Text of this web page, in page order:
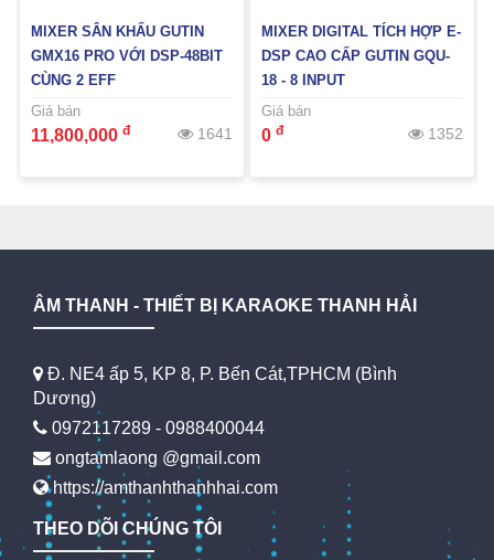
MIXER SÂN KHẤU GUTIN
GMX16 PRO VỚI DSP-48BIT
CÙNG 2 EFF
Giá bán
11,800,000 đ 1641
MIXER DIGITAL TÍCH HỢP E-
DSP CAO CẤP GUTIN GQU-
18 - 8 INPUT
Giá bán
0 đ 1352
ÂM THANH - THIẾT BỊ KARAOKE THANH HẢI
Đ. NE4 ấp 5, KP 8, P. Bến Cát,TPHCM (Bình
Dương)
0972117289 - 0988400044
ongtamlaong @gmail.com
https://amthanhthanhhai.com
THEO DÕI CHÚNG TÔI